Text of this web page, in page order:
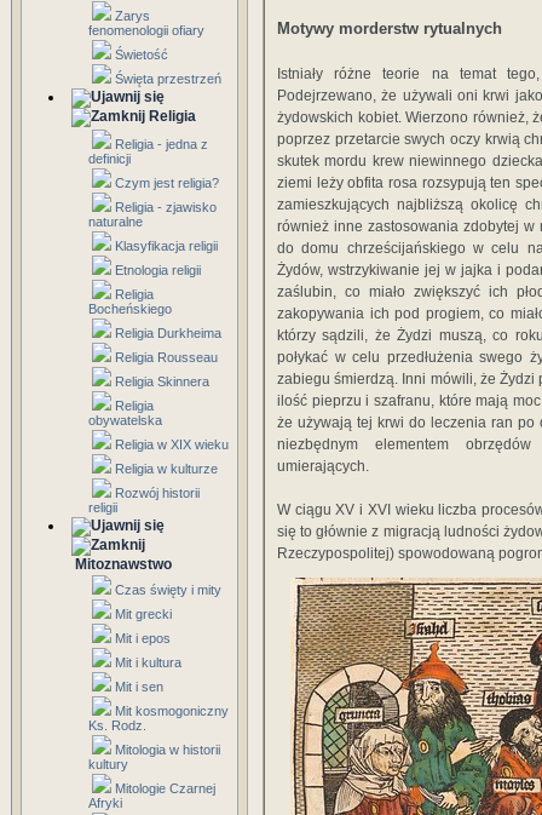
Zarys
fenomenologii ofiary
Świetość
Święta przestrzeń
Religia
Religia - jedna z
definicji
Czym jest religia?
Religia - zjawisko
naturalne
Klasyfikacja religii
Etnologia religii
Religia
Bocheńskiego
Religia Durkheima
Religia Rousseau
Religia Skinnera
Religia
obywatelska
Religia w XIX wieku
Religia w kulturze
Rozwój historii
religii
Mitoznawstwo
Czas święty i mity
Mit grecki
Mit i epos
Mit i kultura
Mit i sen
Mit kosmogoniczny
Ks. Rodz.
Mitologia w historii
kultury
Mitologie Czarnej
Afryki
Motywy morderstw rytualnych
Istniały różne teorie na temat
Podejrzewano, że używali oni krwi
żydowskich kobiet. Wierzono również,
poprzez przetarcie swych oczy krwią
skutek mordu krew niewinnego
ziemi leży obfita rosa rozsypują ten
zamieszkujących najbliższą okolicę
również inne zastosowania zdobytej
do domu chrześcijańskiego w celu
Żydów, wstrzykiwanie jej w jajka i
zaślubin, co miało zwiększyć ich
zakopywania ich pod progiem, co
którzy sądzili, że Żydzi muszą, co
połykać w celu przedłużenia swego
zabiegu śmierdzą. Inni mówili, że
ilość pieprzu i szafranu, które mają
że używają tej krwi do leczenia ran po
niezbędnym elementem
umierających.
W ciągu XV i XVI wieku liczba
się to głównie z migracją ludności
Rzeczypospolitej) spowodowaną